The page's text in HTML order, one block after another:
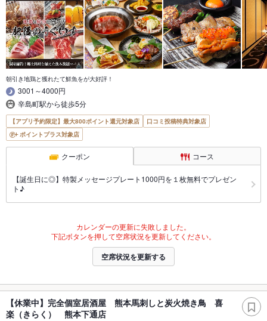
朝引き地鶏と獲れたて鮮魚をが大好評！
3001～4000円
辛島町駅から徒歩5分
【アプリ予約限定】最大800ポイント還元対象店
口コミ投稿特典対象店
ポイントプラス対象店
クーポン コース
【誕生日に◎】特製メッセージプレート1000円を１枚無料でプレゼン
ト♪
カレンダーの更新に失敗しました。
下記ボタンを押して空席状況を更新してください。
空席状況を更新する
【休業中】完全個室居酒屋 熊本馬刺しと炭火焼き鳥 喜
楽（きらく） 熊本下通店